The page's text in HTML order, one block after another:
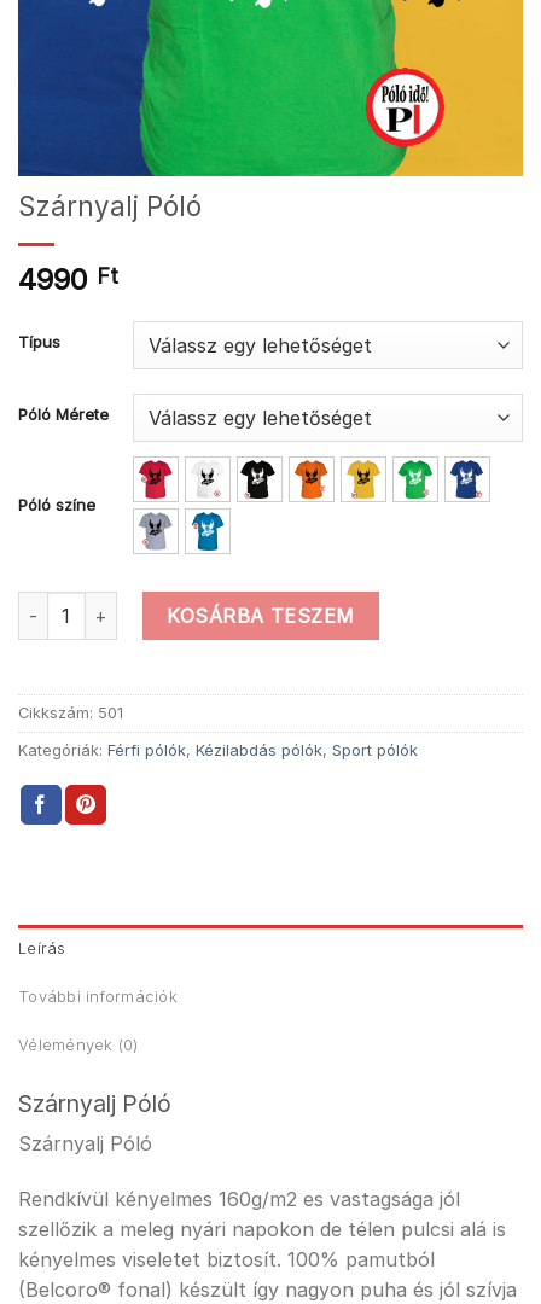
Szárnyalj Póló
4990 Ft
Típus
Póló Mérete
Póló színe
Szárnyalj Póló mennyiségKOSÁRBA TESZEM
Cikkszám: 501
Kategóriák: Férfi pólók, Kézilabdás pólók, Sport pólók
Leírás
További információk
Vélemények (0)
Szárnyalj Póló
Szárnyalj Póló
Rendkívül kényelmes 160g/m2 es vastagsága jól
szellőzik a meleg nyári napokon de télen pulcsi alá is
kényelmes viseletet biztosít. 100% pamutból
(Belcoro® fonal) készült így nagyon puha és jól szívja